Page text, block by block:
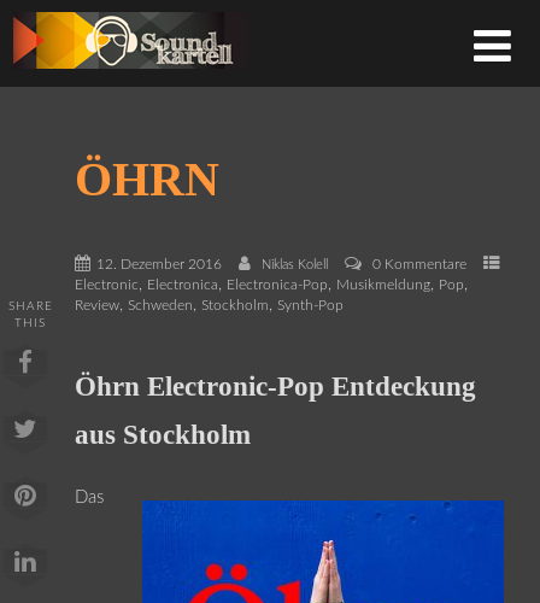
ÖHRN
12. Dezember 2016 Niklas Kolell
0 Kommentare
Electronic, Electronica, Electronica-Pop, Musikmeldung, Pop,
Review, Schweden, Stockholm, Synth-Pop
SHARE
THIS
Öhrn Electronic-Pop Entdeckung
aus Stockholm
Das